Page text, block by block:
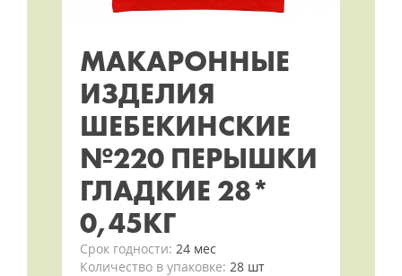
МАКАРОННЫЕ
ИЗДЕЛИЯ
ШЕБЕКИНСКИЕ
№220 ПЕРЫШКИ
ГЛАДКИЕ 28*
0,45КГ
Срок годности: 24 мес
Количество в упаковке: 28 шт